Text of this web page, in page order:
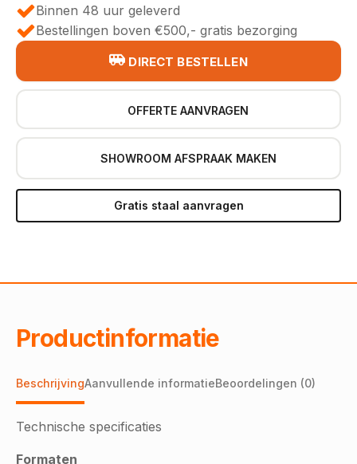
€41,95.
€38,95.
Binnen 48 uur geleverd
Bestellingen boven €500,- gratis bezorging
DIRECT BESTELLEN
OFFERTE AANVRAGEN
SHOWROOM AFSPRAAK MAKEN
Gratis staal aanvragen
Productinformatie
BeschrijvingAanvullende informatieBeoordelingen (0)
Technische specificaties
Formaten